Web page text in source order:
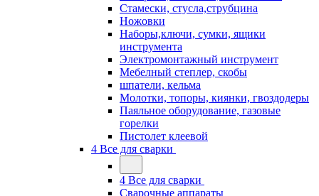
Стамески, стусла,струбцина
Ножовки
Наборы,ключи, сумки, ящики
инструмента
Электромонтажный инструмент
Мебелный степлер, скобы
шпатели, кельма
Молотки, топоры, киянки, гвоздодеры
Паяльное оборудование, газовые
горелки
Пистолет клеевой
4 Все для сварки
4 Все для сварки
Сварочные аппараты